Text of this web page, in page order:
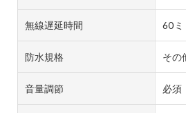
無線遅延時間 60ミ
防水規格 その
音量調節 必須